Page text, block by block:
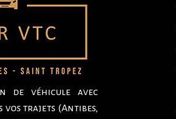
de véhicule avec
trajets (Antibes,